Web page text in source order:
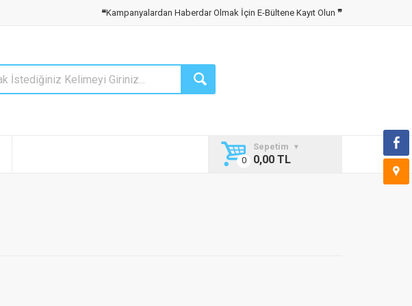
❝Kampanyalardan Haberdar Olmak İçin E-Bültene Kayıt Olun ❞
Sepetim
0,00 TL